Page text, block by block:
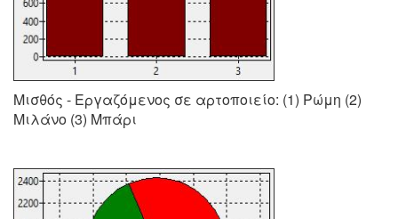
Μισθός - Εργαζόμενος σε αρτοποιείο: (1) Ρώμη (2)
Μιλάνο (3) Μπάρι